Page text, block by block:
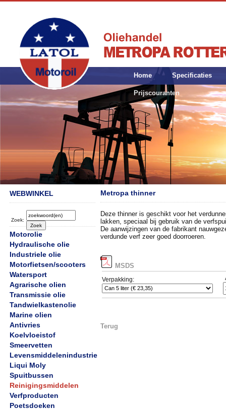
Home Specificaties
Prijscouranten
WEBWINKEL
Zoek:
Motorolie
Hydraulische olie
Industriele olie
Motorfietsen/scooters
Watersport
Agrarische olien
Transmissie olie
Tandwielkastenolie
Marine olien
Antivries
Koelvloeistof
Smeervetten
Levensmiddelenindustrie
Liqui Moly
Spuitbussen
Reinigingsmiddelen
Verfproducten
Poetsdoeken
Metropa thinner
Deze thinner is geschikt voor het
lakken, speciaal bij gebruik van de
De aanwijzingen van de fabrikant
verdunde verf zeer goed doorroeren.
MSDS
Verpakking:
Terug